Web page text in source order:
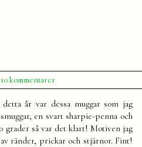
10 kommentarertill
Handmålade
muggar
år var dessa muggar som jag
en svart sharpie-penna och
grader så var det klart! Motiven jag
ränder, prickar och stjärnor. Fint!